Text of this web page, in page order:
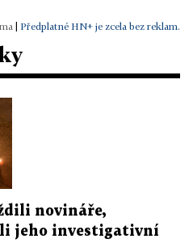
Předplatné HN+ je zcela bez reklam.
novináře,
jeho investigativní